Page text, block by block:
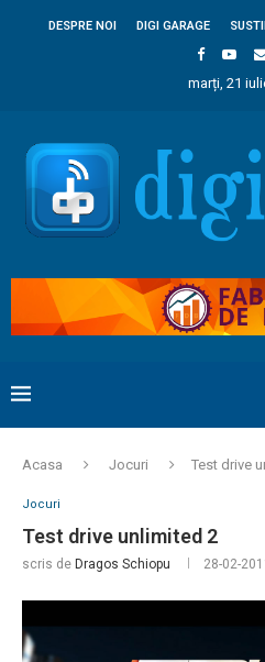
DESPRE NOI DIGI GARAGE
marți, 21
Acasa Jocuri Test drive
Jocuri
Test drive unlimited 2
scris de Dragos Schiopu 28-02-